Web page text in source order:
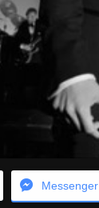
Messenger